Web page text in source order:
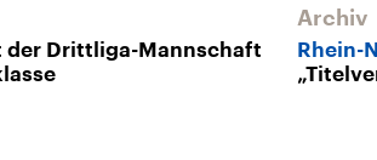
der Drittliga-Mannschaft
Archiv
Rhein-